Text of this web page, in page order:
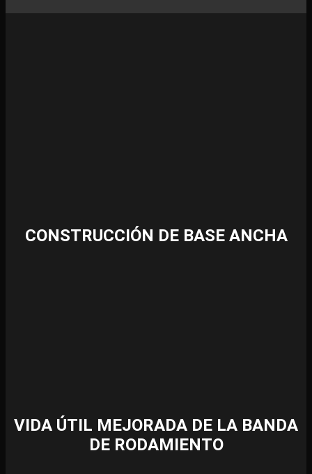
CONSTRUCCIÓN DE BASE ANCHA
VIDA ÚTIL MEJORADA DE LA BANDA
DE RODAMIENTO